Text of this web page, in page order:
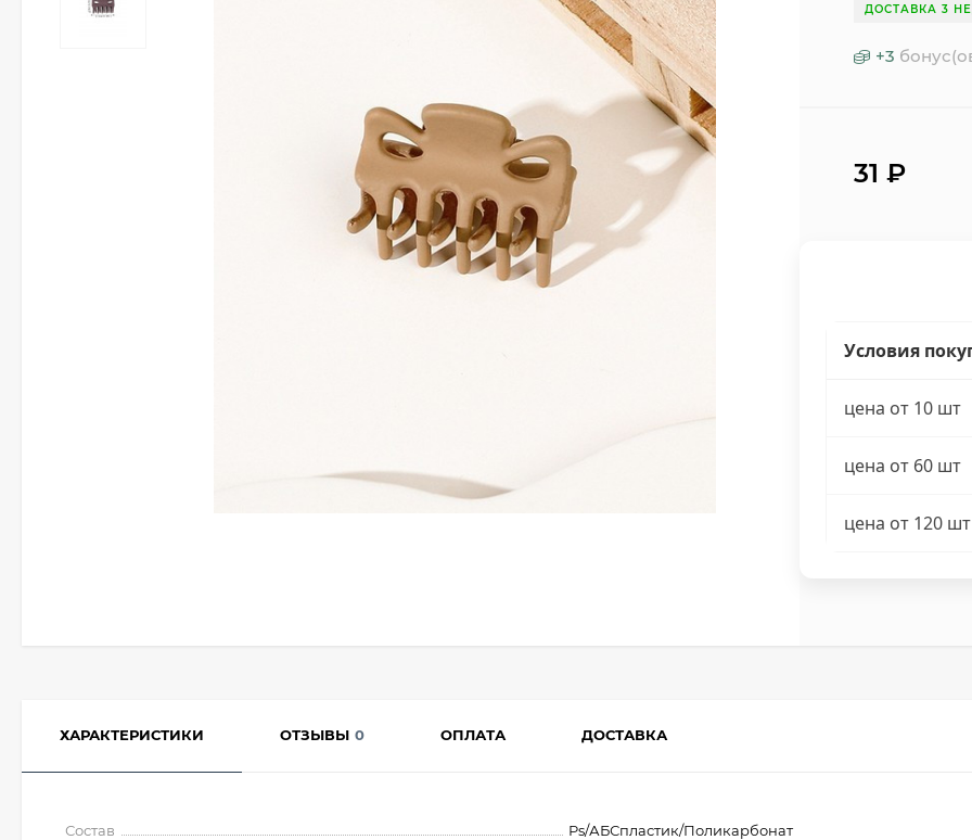
ДОСТАВКА 3
+3
31₽
Условия
цена от 10 шт
цена от 60 шт
цена от 120 шт
ХАРАКТЕРИСТИКИ ОТЗЫВЫ 0 ОПЛАТА ДОСТАВКА
Состав
Ps/АБСпластик/Поликарбонат